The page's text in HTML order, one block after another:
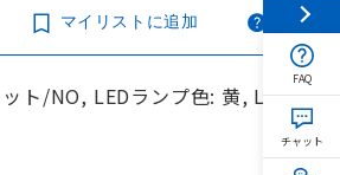
ト/NO, LEDランプ色: 黄, LED
マイリストに追加
FAQ
チャット